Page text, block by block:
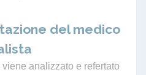
del medico
viene analizzato e refertato